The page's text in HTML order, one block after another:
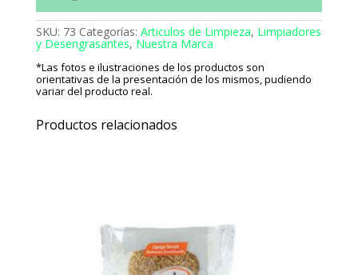
SKU: 73 Categorías: Articulos de Limpieza, Limpiadores
y Desengrasantes, Nuestra Marca
*Las fotos e ilustraciones de los productos son
orientativas de la presentación de los mismos, pudiendo
variar del producto real.
Productos relacionados